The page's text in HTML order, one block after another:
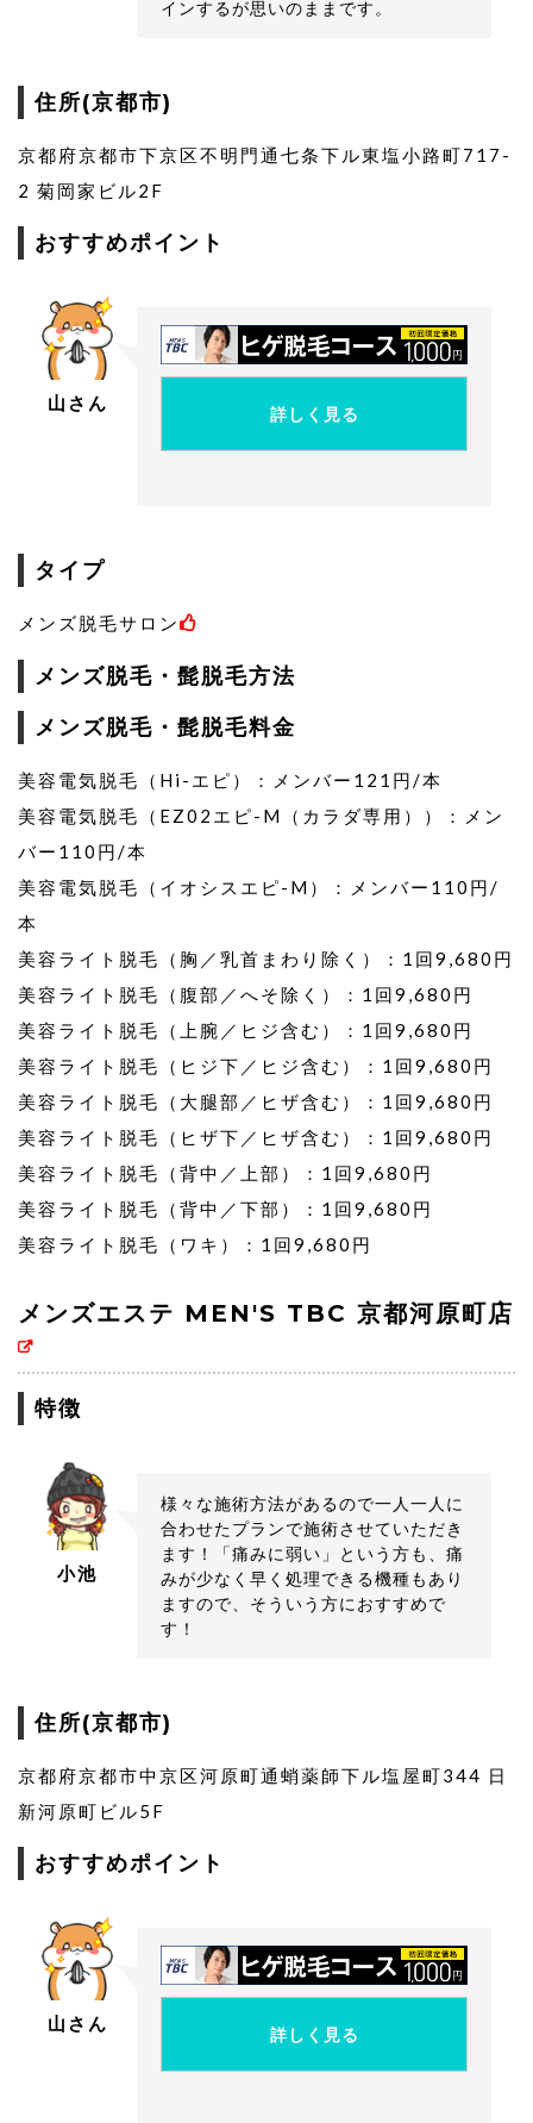
インするが思いのままです。
住所(京都市)
京都府京都市下京区不明門通七条下ル東塩小路町717-
2 菊岡家ビル2F
おすすめポイント
山さん
詳しく見る
タイプ
メンズ脱毛サロン
メンズ脱毛・髭脱毛方法
メンズ脱毛・髭脱毛料金
美容電気脱毛（Hi-エピ）：メンバー121円/本
美容電気脱毛（EZ02エピ-M（カラダ専用））：メン
バー110円/本
美容電気脱毛（イオシスエピ-M）：メンバー110円/
本
美容ライト脱毛（胸／乳首まわり除く）：1回9,680円
美容ライト脱毛（腹部／へそ除く）：1回9,680円
美容ライト脱毛（上腕／ヒジ含む）：1回9,680円
美容ライト脱毛（ヒジ下／ヒジ含む）：1回9,680円
美容ライト脱毛（大腿部／ヒザ含む）：1回9,680円
美容ライト脱毛（ヒザ下／ヒザ含む）：1回9,680円
美容ライト脱毛（背中／上部）：1回9,680円
美容ライト脱毛（背中／下部）：1回9,680円
美容ライト脱毛（ワキ）：1回9,680円
メンズエステ MEN'S TBC 京都河原町店
特徴
小池
様々な施術方法があるので一人一人に
合わせたプランで施術させていただき
ます！「痛みに弱い」という方も、痛
みが少なく早く処理できる機種もあり
ますので、そういう方におすすめで
す！
住所(京都市)
京都府京都市中京区河原町通蛸薬師下ル塩屋町344 日
新河原町ビル5F
おすすめポイント
山さん
詳しく見る